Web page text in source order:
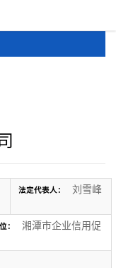
法定代表人： 刘雪峰
：
湘潭市企业信用促